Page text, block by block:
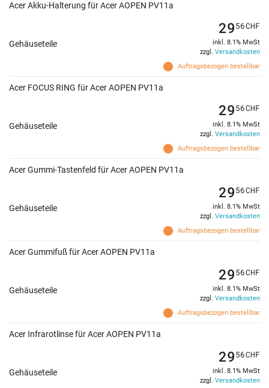
Acer Akku-Halterung für Acer AOPEN PV11a
Gehäuseteile
Auftragsbezogen bestellbar
2956CHF
inkl. 8.1% MwSt
zzgl. Versandkosten
Acer FOCUS RING für Acer AOPEN PV11a
Gehäuseteile
Auftragsbezogen bestellbar
2956CHF
inkl. 8.1% MwSt
zzgl. Versandkosten
Acer Gummi-Tastenfeld für Acer AOPEN PV11a
Gehäuseteile
Auftragsbezogen bestellbar
2956CHF
inkl. 8.1% MwSt
zzgl. Versandkosten
Acer Gummifuß für Acer AOPEN PV11a
Gehäuseteile
Auftragsbezogen bestellbar
2956CHF
inkl. 8.1% MwSt
zzgl. Versandkosten
Acer Infrarotlinse für Acer AOPEN PV11a
Gehäuseteile
2956CHF
inkl. 8.1% MwSt
zzgl. Versandkosten